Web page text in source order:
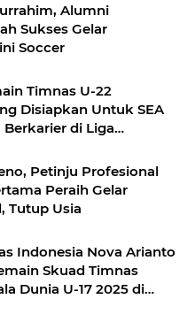
Alumni
Sukses Gelar
Soccer
Timnas U-22
Disiapkan Untuk SEA
Berkarier di Liga
Petinju Profesional
Peraih Gelar
Tutup Usia
Indonesia Nova Arianto
Skuad Timnas
Dunia U-17 2025 di